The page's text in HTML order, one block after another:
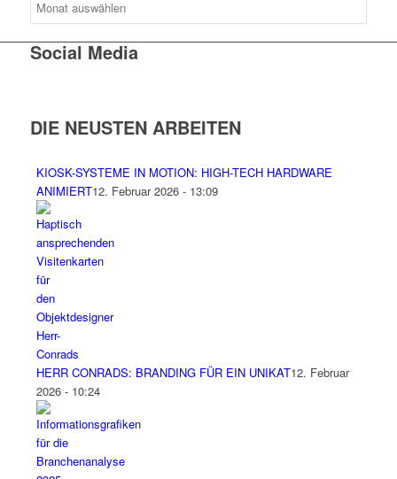
Social Media
DIE NEUSTEN ARBEITEN
KIOSK-SYSTEME IN MOTION: HIGH-TECH HARDWARE
ANIMIERT12. Februar 2026 - 13:09
HERR CONRADS: BRANDING FÜR EIN UNIKAT12. Februar
2026 - 10:24